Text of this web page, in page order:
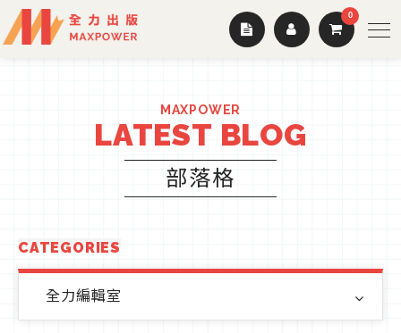
MAXPOWER
LATEST BLOG
部落格
CATEGORIES
全力編輯室
0